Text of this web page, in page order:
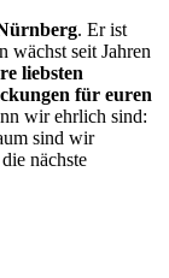
. Er ist
wächst seit Jahren
liebsten
für euren
wir ehrlich sind:
sind wir
nächste